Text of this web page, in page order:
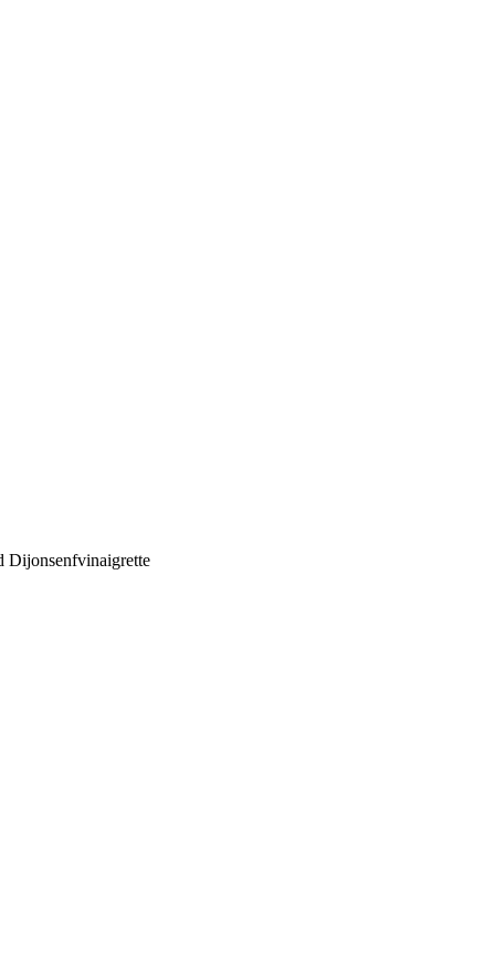
Dijonsenfvinaigrette